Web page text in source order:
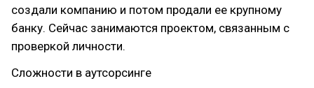
создали компанию и потом продали ее крупному
банку. Сейчас занимаются проектом, связанным с
проверкой личности.
Сложности в аутсорсинге